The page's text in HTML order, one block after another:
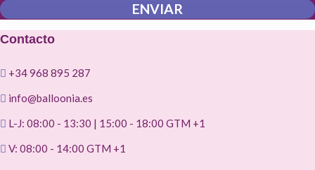
ENVIAR
Contacto
+34 968 895 287
info@balloonia.es
L-J: 08:00 - 13:30 | 15:00 - 18:00 GTM +1
V: 08:00 - 14:00 GTM +1